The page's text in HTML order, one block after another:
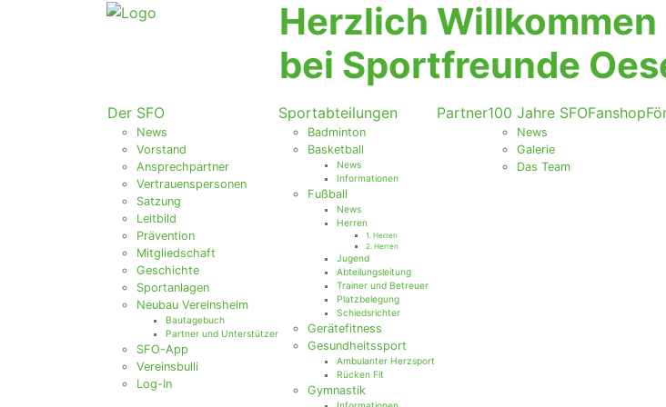
Herzlich Willkommen
bei Sportfreunde
Der SFO
News
Vorstand
Ansprechpartner
Vertrauenspersonen
Satzung
Leitbild
Prävention
Mitgliedschaft
Geschichte
Sportanlagen
Neubau Vereinsheim
Bautagebuch
Partner und Unterstützer
SFO-App
Vereinsbulli
Log-In
Sportabteilungen
Badminton
Basketball
News
Informationen
Fußball
News
Herren
1. Herren
2. Herren
Jugend
Abteilungsleitung
Trainer und Betreuer
Platzbelegung
Schiedsrichter
Gerätefitness
Gesundheitssport
Ambulanter Herzsport
Rücken Fit
Gymnastik
Partner100 Jahre SFO
News
Galerie
Das Team
Fanshop